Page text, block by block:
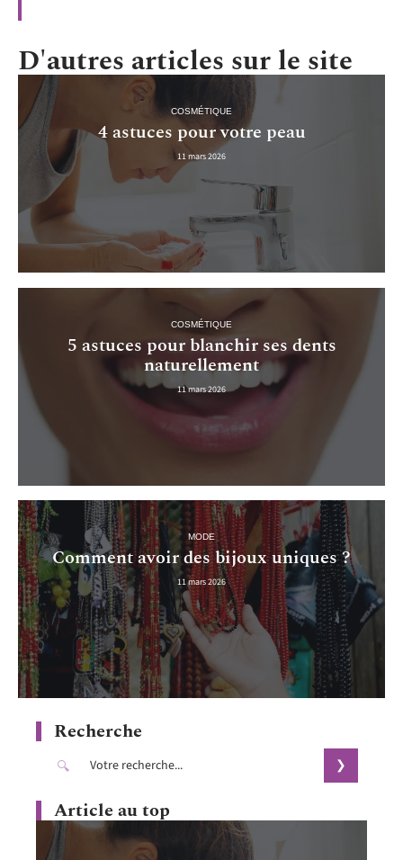
D'autres articles sur le site
COSMÉTIQUE
4 astuces pour votre peau
11 mars 2026
COSMÉTIQUE
5 astuces pour blanchir ses dents
naturellement
11 mars 2026
MODE
Comment avoir des bijoux uniques ?
11 mars 2026
Recherche
Article au top